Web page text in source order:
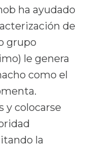
ha ayudado
de
grupo
le genera
como el
y colocarse
la